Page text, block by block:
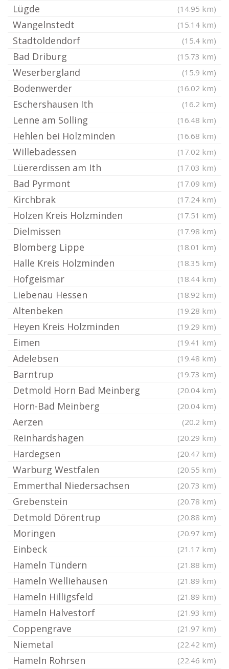
Lügde (14.95 km)
Wangelnstedt (15.14 km)
Stadtoldendorf (15.4 km)
Bad Driburg (15.73 km)
Weserbergland (15.9 km)
Bodenwerder (16.02 km)
Eschershausen Ith (16.2 km)
Lenne am Solling (16.48 km)
Hehlen bei Holzminden (16.68 km)
Willebadessen (17.02 km)
Lüererdissen am Ith (17.03 km)
Bad Pyrmont (17.09 km)
Kirchbrak (17.24 km)
Holzen Kreis Holzminden (17.51 km)
Dielmissen (17.98 km)
Blomberg Lippe (18.01 km)
Halle Kreis Holzminden (18.35 km)
Hofgeismar (18.44 km)
Liebenau Hessen (18.92 km)
Altenbeken (19.28 km)
Heyen Kreis Holzminden (19.29 km)
Eimen (19.41 km)
Adelebsen (19.48 km)
Barntrup (19.73 km)
Detmold Horn Bad Meinberg (20.04 km)
Horn-Bad Meinberg (20.04 km)
Aerzen (20.2 km)
Reinhardshagen (20.29 km)
Hardegsen (20.47 km)
Warburg Westfalen (20.55 km)
Emmerthal Niedersachsen (20.73 km)
Grebenstein (20.78 km)
Detmold Dörentrup (20.88 km)
Moringen (20.97 km)
Einbeck (21.17 km)
Hameln Tündern (21.88 km)
Hameln Welliehausen (21.89 km)
Hameln Hilligsfeld (21.89 km)
Hameln Halvestorf (21.93 km)
Coppengrave (21.97 km)
Niemetal (22.42 km)
Hameln Rohrsen (22.46 km)